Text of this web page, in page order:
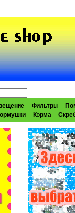
Фильтры
Корма